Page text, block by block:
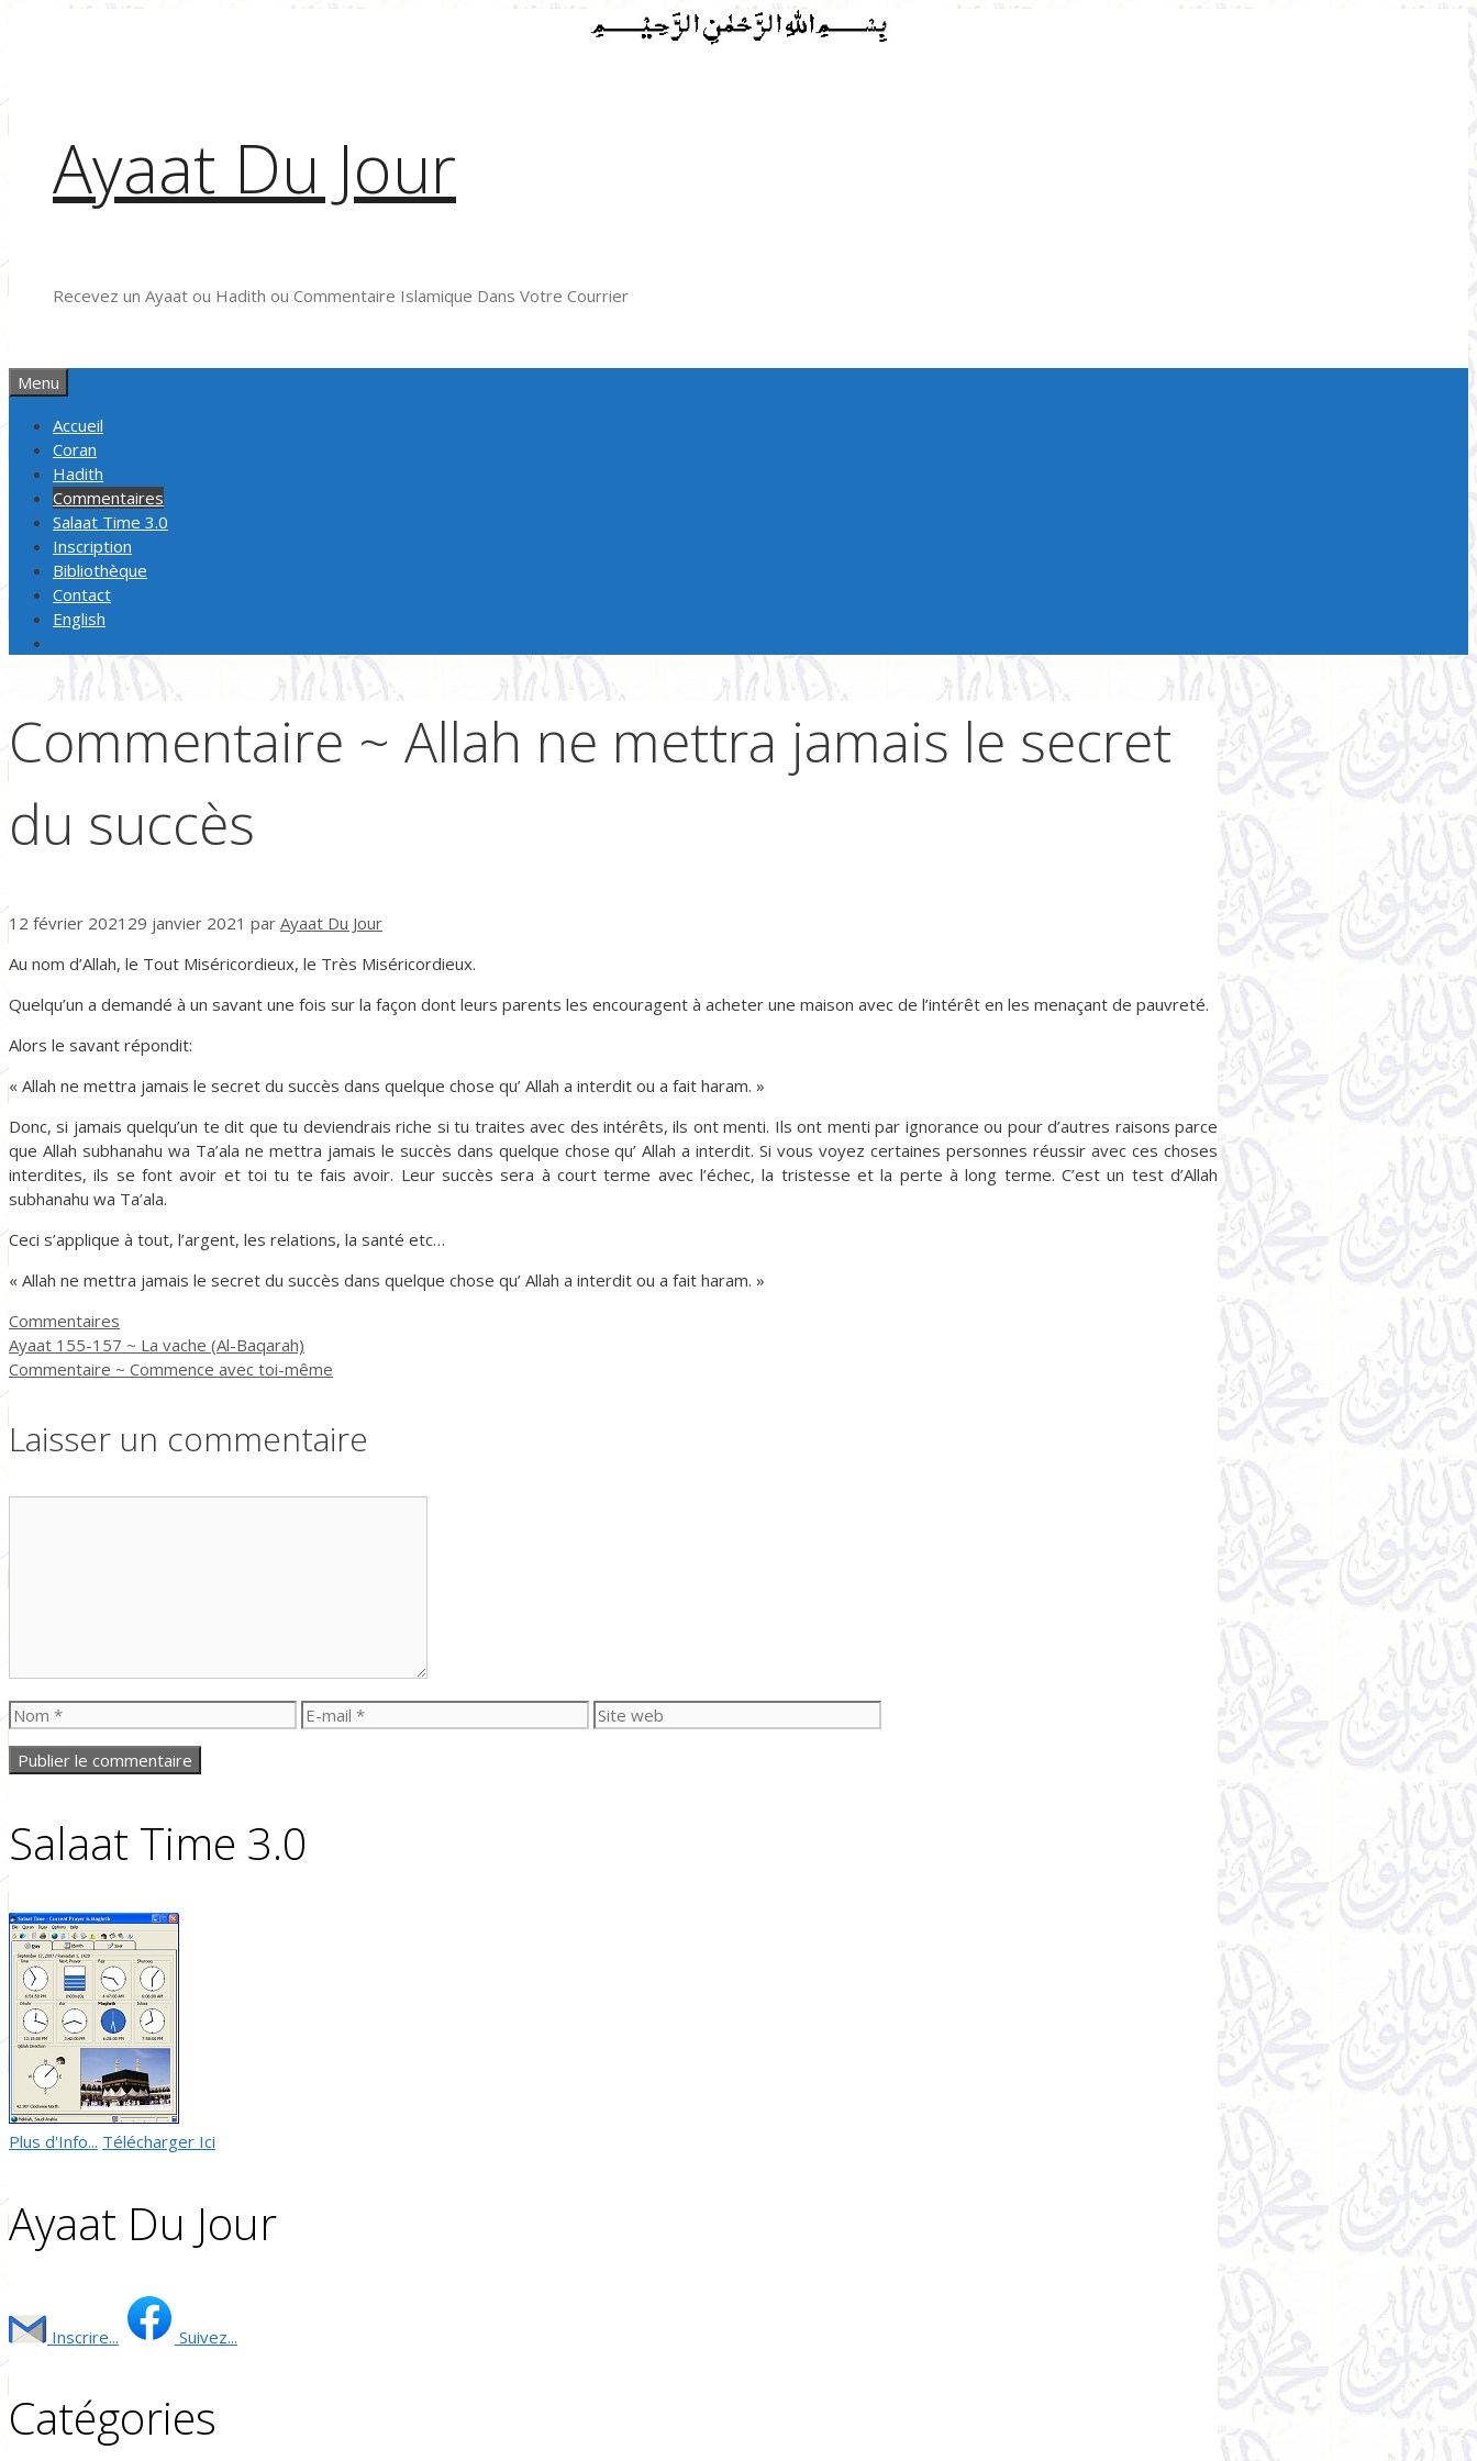
Ayaat Du Jour
Recevez un Ayaat ou Hadith ou Commentaire Islamique Dans Votre Courrier
Menu
Accueil
Coran
Hadith
Commentaires
Salaat Time 3.0
Inscription
Bibliothèque
Contact
English
Commentaire ~ Allah ne mettra jamais le secret
du succès
12 février 2021 29 janvier 2021 par Ayaat Du Jour
Au nom d’Allah, le Tout Miséricordieux, le Très Miséricordieux.
Quelqu’un a demandé à un savant une fois sur la façon dont leurs parents les encouragent à acheter une maison avec de l’intérêt en les menaçant de pauvreté.
Alors le savant répondit:
« Allah ne mettra jamais le secret du succès dans quelque chose qu’ Allah a interdit ou a fait haram. »
Donc, si jamais quelqu’un te dit que tu deviendrais riche si tu traites avec des intérêts, ils ont menti. Ils ont menti par ignorance ou pour d’autres raisons parce
que Allah subhanahu wa Ta’ala ne mettra jamais le succès dans quelque chose qu’ Allah a interdit. Si vous voyez certaines personnes réussir avec ces choses
interdites, ils se font avoir et toi tu te fais avoir. Leur succès sera à court terme avec l’échec, la tristesse et la perte à long terme. C’est un test d’Allah
subhanahu wa Ta’ala.
Ceci s’applique à tout, l’argent, les relations, la santé etc…
« Allah ne mettra jamais le secret du succès dans quelque chose qu’ Allah a interdit ou a fait haram. »
Catégories
Commentaires
Ayaat 155-157 ~ La vache (Al-Baqarah)
Commentaire ~ Commence avec toi-même
Laisser un commentaire
Nom
E-
mail
Site
web
Salaat Time 3.0
Plus d'Info... Télécharger Ici
Ayaat Du Jour
Inscrire... Suivez...
Catégories